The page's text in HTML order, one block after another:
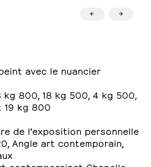
← →
avec le nuancier
kg 800, 18 kg 500, 4 kg 500,
19 kg 800
de l'exposition personnelle
Angle art contemporain,